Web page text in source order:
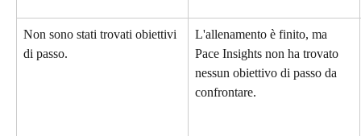
Non sono stati trovati obiettivi
di passo.
L'allenamento è finito, ma
Pace Insights non ha trovato
nessun obiettivo di passo da
confrontare.